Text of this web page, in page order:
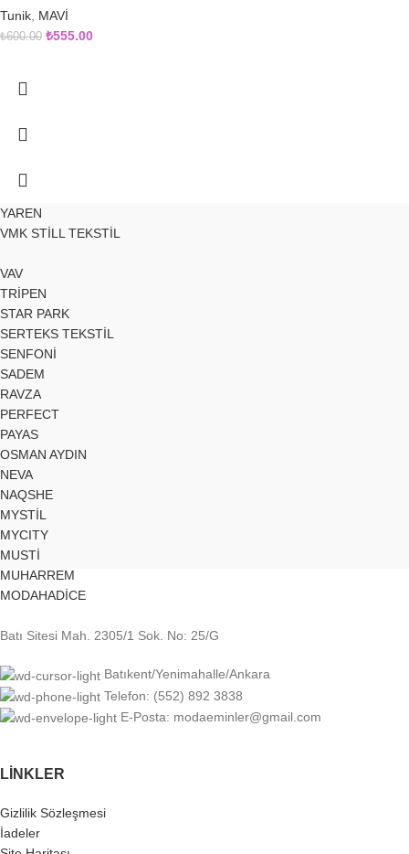
Tunik, MAVİ
₺600.00 ₺555.00
YAREN
VMK STİLL TEKSTİL
VAV
TRİPEN
STAR PARK
SERTEKS TEKSTİL
SENFONİ
SADEM
RAVZA
PERFECT
PAYAS
OSMAN AYDIN
NEVA
NAQSHE
MYSTİL
MYCITY
MUSTİ
MUHARREM
MODAHADİCE
Batı Sitesi Mah. 2305/1 Sok. No: 25/G
Batıkent/Yenimahalle/Ankara
Telefon: (552) 892 3838
E-Posta: modaeminler@gmail.com
LINKLER
Gizlilik Sözleşmesi
İadeler